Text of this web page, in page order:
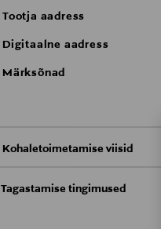
Tootja aadress
Digitaalne aadress
Märksõnad
Kohaletoimetamise viisid
Tarnimine pakiautomaati või
Tagastamise tingimused
Teil on õigus toodetega